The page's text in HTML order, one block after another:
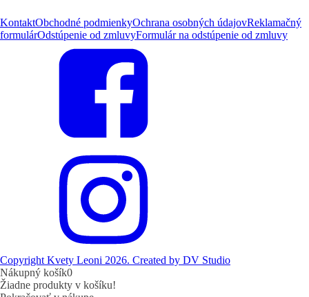
KontaktObchodné podmienkyOchrana osobných údajovReklamačný
formulárOdstúpenie od zmluvyFormulár na odstúpenie od zmluvy
Copyright Kvety Leoni 2026. Created by DV Studio
Nákupný košík0
Žiadne produkty v košíku!